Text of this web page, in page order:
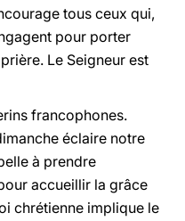
tous ceux qui,
pour porter
Le Seigneur est
francophones.
éclaire notre
à prendre
accueillir la grâce
chrétienne implique le